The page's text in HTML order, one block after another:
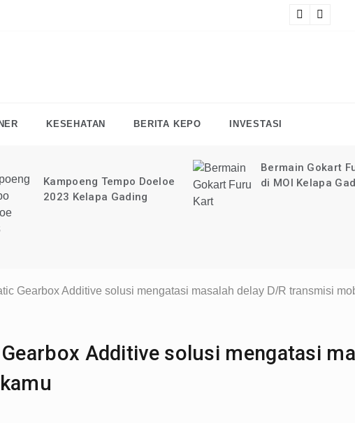
Mau dapat tutorial digital marketing GRATIS selama 1 TAHUN?
KESEHATAN BERITA KEPO INVESTASI
Kampoeng Tempo Doeloe
2023 Kelapa Gading
Bermain Gokart
di MOI Kelapa
Gearbox Additive solusi mengatasi masalah delay D/R transmisi
Additive solusi mengatasi